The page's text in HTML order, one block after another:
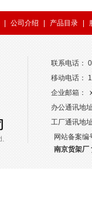
公司介绍 产品目录
联系电话：
移动电话：
企业邮箱：
办公通讯地
工厂通讯地
网站备案编
南京货架厂